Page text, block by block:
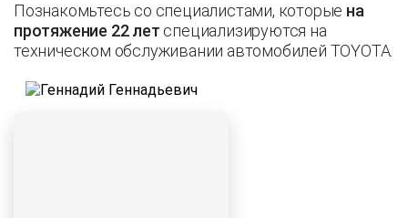
Познакомьтесь со специалистами, которые на
протяжение 22 лет специализируются на
техническом обслуживании автомобилей TOYOTA.